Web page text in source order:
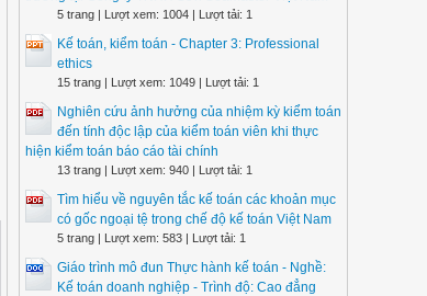
5 trang | Lượt xem: 1004 | Lượt tải: 1
Kế toán, kiểm toán - Chapter 3: Professional
ethics
15 trang | Lượt xem: 1049 | Lượt tải: 1
Nghiên cứu ảnh hưởng của nhiệm kỳ kiểm toán
đến tính độc lập của kiểm toán viên khi thực
hiện kiểm toán báo cáo tài chính
13 trang | Lượt xem: 940 | Lượt tải: 1
Tìm hiểu về nguyên tắc kế toán các khoản mục
có gốc ngoại tệ trong chế độ kế toán Việt Nam
5 trang | Lượt xem: 583 | Lượt tải: 1
Giáo trình mô đun Thực hành kế toán - Nghề:
Kế toán doanh nghiệp - Trình độ: Cao đẳng